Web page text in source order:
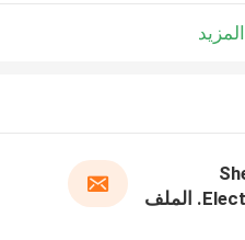
Electronics Co., Ltd. الملف